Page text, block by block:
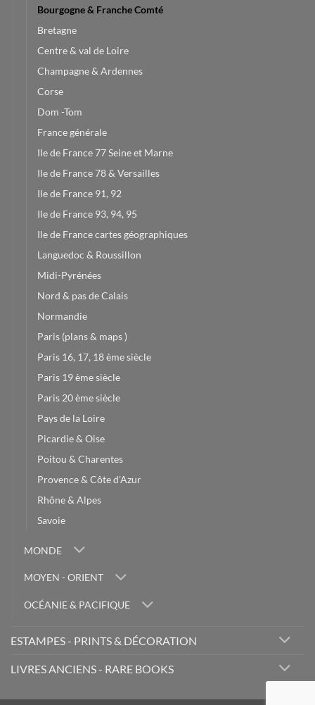
Bourgogne & Franche Comté
Bretagne
Centre & val de Loire
Champagne & Ardennes
Corse
Dom -Tom
France générale
Ile de France 77 Seine et Marne
Ile de France 78 & Versailles
Ile de France 91, 92
Ile de France 93, 94, 95
Ile de France cartes géographiques
Languedoc & Roussillon
Midi-Pyrénées
Nord & pas de Calais
Normandie
Paris (plans & maps )
Paris 16, 17, 18 ème siècle
Paris 19 ème siècle
Paris 20 ème siècle
Pays de la Loire
Picardie & Oise
Poitou & Charentes
Provence & Côte d'Azur
Rhône & Alpes
Savoie
MONDE
MOYEN - ORIENT
OCÉANIE & PACIFIQUE
ESTAMPES - PRINTS & DÉCORATION
LIVRES ANCIENS - RARE BOOKS